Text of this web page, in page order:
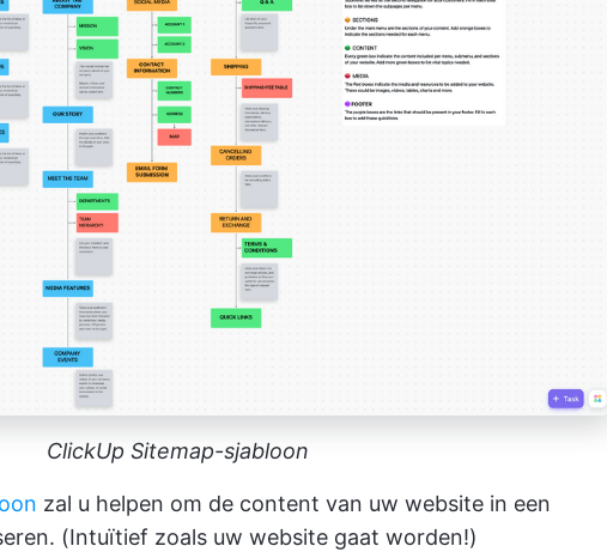
ClickUp Sitemap-sjabloon
zal u helpen om de content van uw website in een
(Intuïtief zoals uw website gaat worden!)